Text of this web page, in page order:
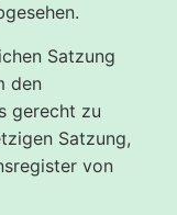
Satzung
den
gerecht zu
Satzung,
von